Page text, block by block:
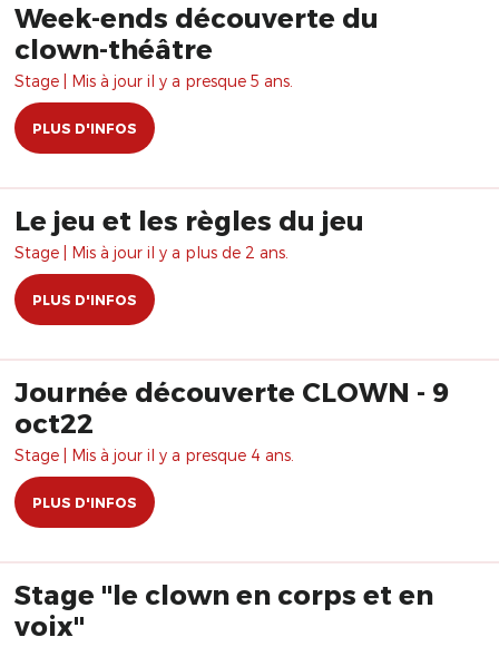
Week-ends découverte du
clown-théâtre
Stage | Mis à jour il y a presque 5 ans.
PLUS D'INFOS
Le jeu et les règles du jeu
Stage | Mis à jour il y a plus de 2 ans.
PLUS D'INFOS
Journée découverte CLOWN - 9
oct22
Stage | Mis à jour il y a presque 4 ans.
PLUS D'INFOS
Stage "le clown en corps et en
voix"